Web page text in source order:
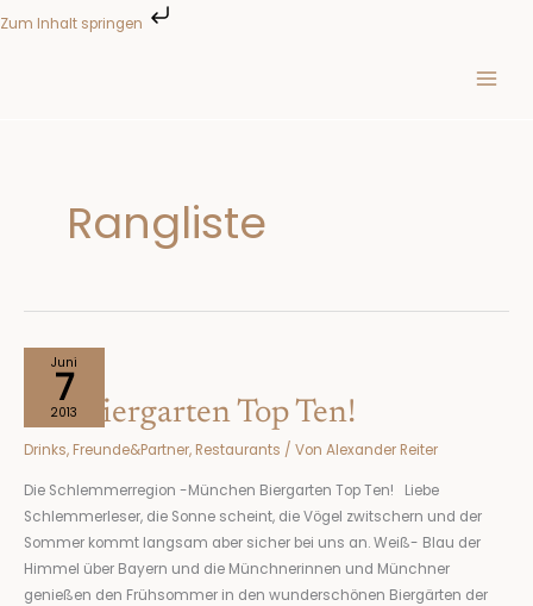
Zum Inhalt springen
Rangliste
Juni
7
2013
Die Biergarten Top Ten!
Drinks, Freunde&Partner, Restaurants / Von Alexander Reiter
Die Schlemmerregion -München Biergarten Top Ten! Liebe
Schlemmerleser, die Sonne scheint, die Vögel zwitschern und der
Sommer kommt langsam aber sicher bei uns an. Weiß- Blau der
Himmel über Bayern und die Münchnerinnen und Münchner
genießen den Frühsommer in den wunderschönen Biergärten der
Biergarten